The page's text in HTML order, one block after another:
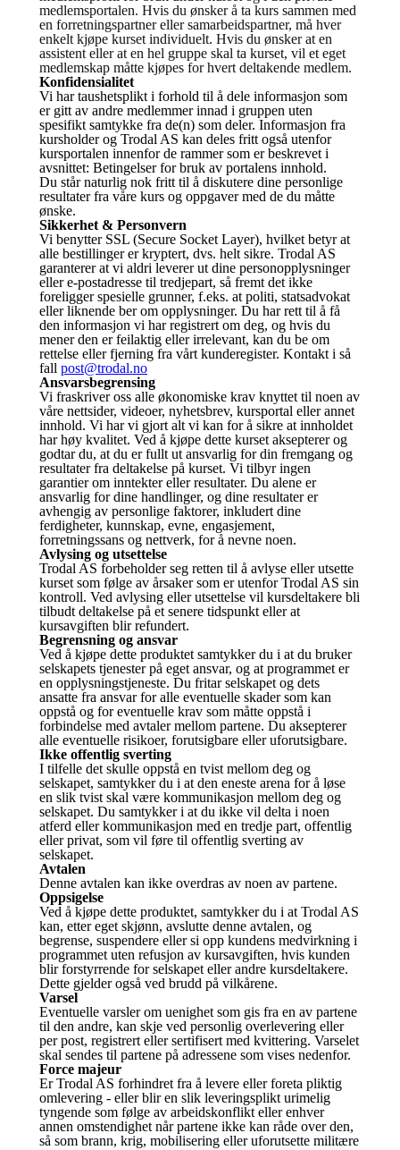
medlemsportalen. Hvis du ønsker å ta kurs sammen med
en forretningspartner eller samarbeidspartner, må hver
enkelt kjøpe kurset individuelt. Hvis du ønsker at en
assistent eller at en hel gruppe skal ta kurset, vil et eget
medlemskap måtte kjøpes for hvert deltakende medlem.
Konfidensialitet
Vi har taushetsplikt i forhold til å dele informasjon som
er gitt av andre medlemmer innad i gruppen uten
spesifikt samtykke fra de(n) som deler. Informasjon fra
kursholder og Trodal AS kan deles fritt også utenfor
kursportalen innenfor de rammer som er beskrevet i
avsnittet: Betingelser for bruk av portalens innhold.
Du står naturlig nok fritt til å diskutere dine personlige
resultater fra våre kurs og oppgaver med de du måtte
ønske.
Sikkerhet & Personvern
Vi benytter SSL (Secure Socket Layer), hvilket betyr at
alle bestillinger er kryptert, dvs. helt sikre. Trodal AS
garanterer at vi aldri leverer ut dine personopplysninger
eller e-postadresse til tredjepart, så fremt det ikke
foreligger spesielle grunner, f.eks. at politi, statsadvokat
eller liknende ber om opplysninger. Du har rett til å få
den informasjon vi har registrert om deg, og hvis du
mener den er feilaktig eller irrelevant, kan du be om
rettelse eller fjerning fra vårt kunderegister. Kontakt i så
fall post@trodal.no
Ansvarsbegrensing
Vi fraskriver oss alle økonomiske krav knyttet til noen av
våre nettsider, videoer, nyhetsbrev, kursportal eller annet
innhold. Vi har vi gjort alt vi kan for å sikre at innholdet
har høy kvalitet. Ved å kjøpe dette kurset aksepterer og
godtar du, at du er fullt ut ansvarlig for din fremgang og
resultater fra deltakelse på kurset. Vi tilbyr ingen
garantier om inntekter eller resultater. Du alene er
ansvarlig for dine handlinger, og dine resultater er
avhengig av personlige faktorer, inkludert dine
ferdigheter, kunnskap, evne, engasjement,
forretningssans og nettverk, for å nevne noen.
Avlysing og utsettelse
Trodal AS forbeholder seg retten til å avlyse eller utsette
kurset som følge av årsaker som er utenfor Trodal AS sin
kontroll. Ved avlysing eller utsettelse vil kursdeltakere bli
tilbudt deltakelse på et senere tidspunkt eller at
kursavgiften blir refundert.
Begrensning og ansvar
Ved å kjøpe dette produktet samtykker du i at du bruker
selskapets tjenester på eget ansvar, og at programmet er
en opplysningstjeneste. Du fritar selskapet og dets
ansatte fra ansvar for alle eventuelle skader som kan
oppstå og for eventuelle krav som måtte oppstå i
forbindelse med avtaler mellom partene. Du aksepterer
alle eventuelle risikoer, forutsigbare eller uforutsigbare.
Ikke offentlig sverting
I tilfelle det skulle oppstå en tvist mellom deg og
selskapet, samtykker du i at den eneste arena for å løse
en slik tvist skal være kommunikasjon mellom deg og
selskapet. Du samtykker i at du ikke vil delta i noen
atferd eller kommunikasjon med en tredje part, offentlig
eller privat, som vil føre til offentlig sverting av
selskapet.
Avtalen
Denne avtalen kan ikke overdras av noen av partene.
Oppsigelse
Ved å kjøpe dette produktet, samtykker du i at Trodal AS
kan, etter eget skjønn, avslutte denne avtalen, og
begrense, suspendere eller si opp kundens medvirkning i
programmet uten refusjon av kursavgiften, hvis kunden
blir forstyrrende for selskapet eller andre kursdeltakere.
Dette gjelder også ved brudd på vilkårene.
Varsel
Eventuelle varsler om uenighet som gis fra en av partene
til den andre, kan skje ved personlig overlevering eller
per post, registrert eller sertifisert med kvittering. Varselet
skal sendes til partene på adressene som vises nedenfor.
Force majeur
Er Trodal AS forhindret fra å levere eller foreta pliktig
omlevering - eller blir en slik leveringsplikt urimelig
tyngende som følge av arbeidskonflikt eller enhver
annen omstendighet når partene ikke kan råde over den,
så som brann, krig, mobilisering eller uforutsette militære